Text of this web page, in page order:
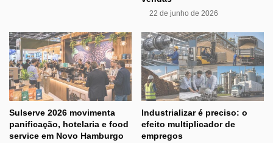
22 de junho de 2026
Sulserve 2026 movimenta
panificação, hotelaria e food
service em Novo Hamburgo
Industrializar é preciso: o
efeito multiplicador de
empregos